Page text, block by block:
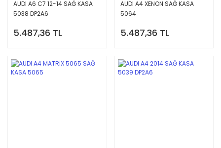
AUDI A6 C7 12-14 SAĞ KASA
5038 DP2A6
5.487,36 TL
AUDI A4 XENON SAĞ KASA
5064
5.487,36 TL